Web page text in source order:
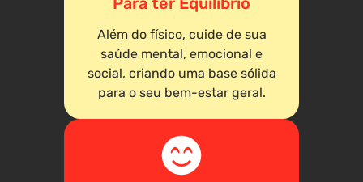
Além do físico, cuide de sua
saúde mental, emocional e
social, criando uma base sólida
para o seu bem-estar geral.